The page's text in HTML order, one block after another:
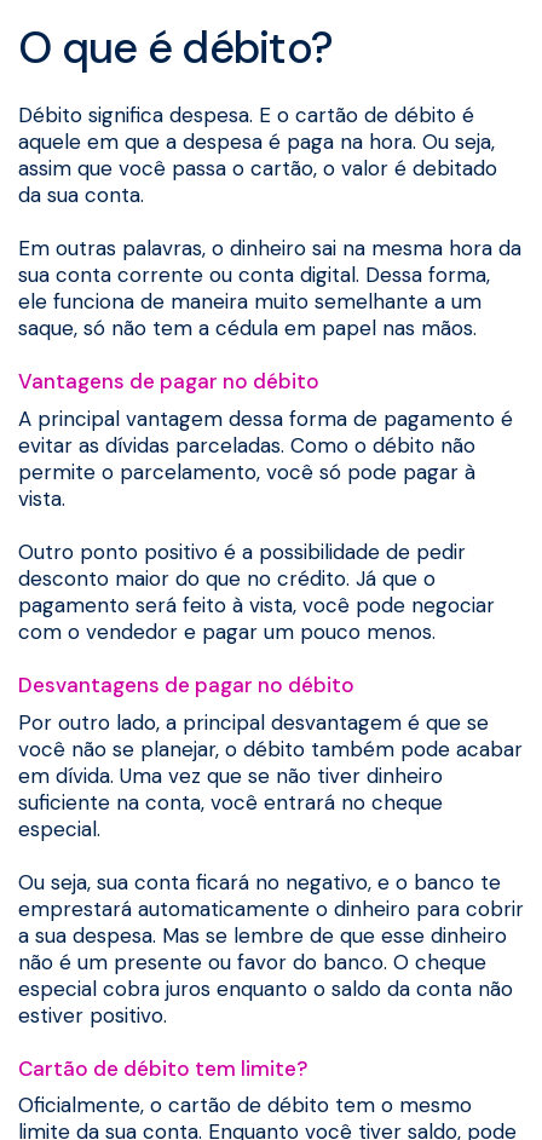
O que é débito?
Débito significa despesa. E o cartão de débito é
aquele em que a despesa é paga na hora. Ou seja,
assim que você passa o cartão, o valor é debitado
da sua conta.
Em outras palavras, o dinheiro sai na mesma hora da
sua conta corrente ou conta digital. Dessa forma,
ele funciona de maneira muito semelhante a um
saque, só não tem a cédula em papel nas mãos.
Vantagens de pagar no débito
A principal vantagem dessa forma de pagamento é
evitar as dívidas parceladas. Como o débito não
permite o parcelamento, você só pode pagar à
vista.
Outro ponto positivo é a possibilidade de pedir
desconto maior do que no crédito. Já que o
pagamento será feito à vista, você pode negociar
com o vendedor e pagar um pouco menos.
Desvantagens de pagar no débito
Por outro lado, a principal desvantagem é que se
você não se planejar, o débito também pode acabar
em dívida. Uma vez que se não tiver dinheiro
suficiente na conta, você entrará no cheque
especial.
Ou seja, sua conta ficará no negativo, e o banco te
emprestará automaticamente o dinheiro para cobrir
a sua despesa. Mas se lembre de que esse dinheiro
não é um presente ou favor do banco. O cheque
especial cobra juros enquanto o saldo da conta não
estiver positivo.
Cartão de débito tem limite?
Oficialmente, o cartão de débito tem o mesmo
limite da sua conta. Enquanto você tiver saldo, pode